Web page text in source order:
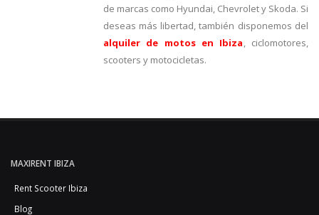
de marcas como Hyundai, Chevrolet y Skoda. Si
deseas más libertad, también disponemos del
alquiler de motos en Ibiza, ciclomotores,
scooters y motocicletas.
MAXIRENT IBIZA
Rent Scooter Ibiza
Blog